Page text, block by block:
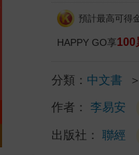
預計最高可得
HAPPY GO享100
分類： 中文書 ＞
作者： 李易安
出版社： 聯經